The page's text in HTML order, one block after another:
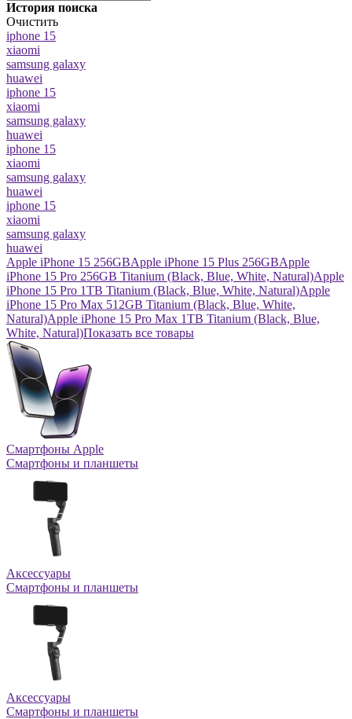
История поиска
Очистить
iphone 15
xiaomi
samsung galaxy
huawei
iphone 15
xiaomi
samsung galaxy
huawei
iphone 15
xiaomi
samsung galaxy
huawei
iphone 15
xiaomi
samsung galaxy
huawei
Apple iPhone 15 256GBApple iPhone 15 Plus 256GBApple
iPhone 15 Pro 256GB Titanium (Black, Blue, White, Natural)Apple
iPhone 15 Pro 1TB Titanium (Black, Blue, White, Natural)Apple
iPhone 15 Pro Max 512GB Titanium (Black, Blue, White,
Natural)Apple iPhone 15 Pro Max 1TB Titanium (Black, Blue,
White, Natural)Показать все товары
Смартфоны Apple
Смартфоны и планшеты
Аксессуары
Смартфоны и планшеты
Аксессуары
Смартфоны и планшеты